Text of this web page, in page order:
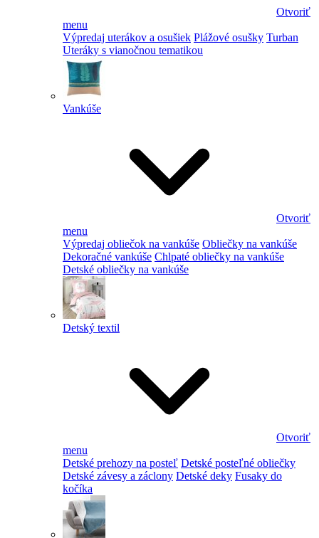
Otvoriť
menu
Výpredaj uterákov a osušiek Plážové osušky Turban
Uteráky s vianočnou tematikou
Vankúše
Otvoriť
menu
Výpredaj obliečok na vankúše Obliečky na vankúše
Dekoračné vankúše Chlpaté obliečky na vankúše
Detské obliečky na vankúše
Detský textil
Otvoriť
menu
Detské prehozy na posteľ Detské posteľné obliečky
Detské závesy a záclony Detské deky Fusaky do
kočíka